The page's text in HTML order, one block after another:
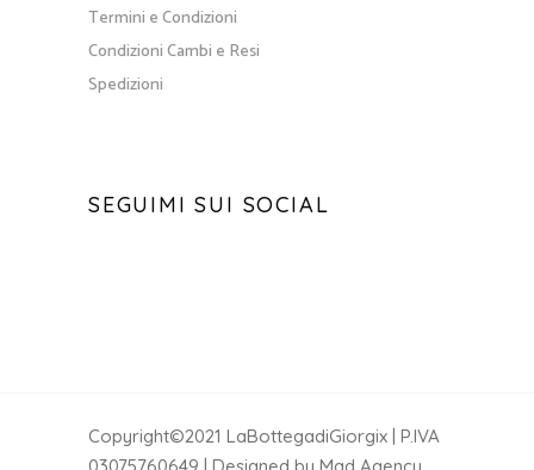
Termini e Condizioni
Condizioni Cambi e Resi
Spedizioni
SEGUIMI SUI SOCIAL
Copyright©2021 LaBottegadiGiorgix | P.IVA